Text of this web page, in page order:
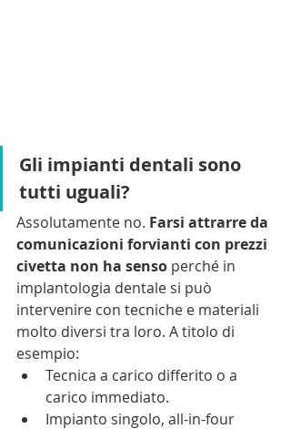
Gli impianti dentali sono
tutti uguali?
Assolutamente no. Farsi attrarre da
comunicazioni forvianti con prezzi
civetta non ha senso perché in
implantologia dentale si può
intervenire con tecniche e materiali
molto diversi tra loro. A titolo di
esempio:
Tecnica a carico differito o a
carico immediato.
Impianto singolo, all-in-four